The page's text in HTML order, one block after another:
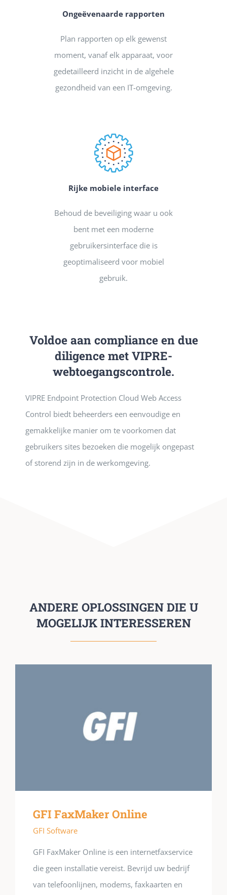
Ongeëvenaarde rapporten
Plan rapporten op elk gewenst
moment, vanaf elk apparaat, voor
gedetailleerd inzicht in de algehele
gezondheid van een IT-omgeving.
Rijke mobiele interface
Behoud de beveiliging waar u ook
bent met een moderne
gebruikersinterface die is
geoptimaliseerd voor mobiel
gebruik.
Voldoe aan compliance en due
diligence met VIPRE-
webtoegangscontrole.
VIPRE Endpoint Protection Cloud Web Access
Control biedt beheerders een eenvoudige en
gemakkelijke manier om te voorkomen dat
gebruikers sites bezoeken die mogelijk ongepast
of storend zijn in de werkomgeving.
ANDERE OPLOSSINGEN DIE U
MOGELIJK INTERESSEREN
GFI FaxMaker Online
GFI Software
GFI FaxMaker Online is een internetfaxservice
die geen installatie vereist. Bevrijd uw bedrijf
van telefoonlijnen, modems, faxkaarten en